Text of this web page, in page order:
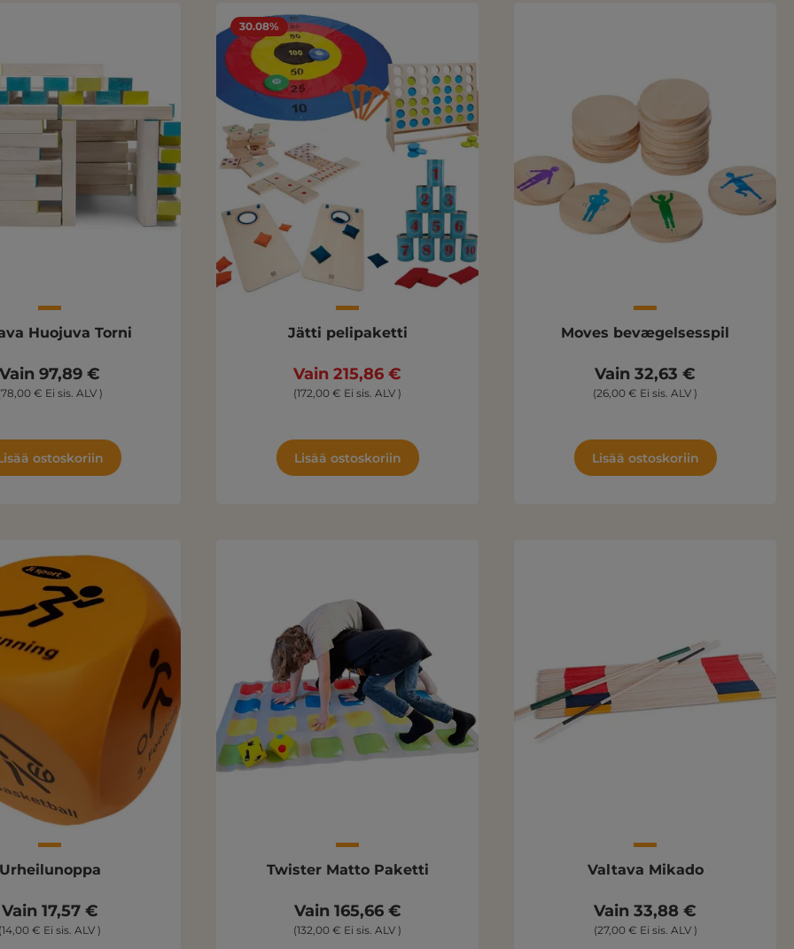
Huojuva Torni
Vain 97,89 €
€ Ei sis. ALV )
ostoskoriin
30.08%
Jätti pelipaketti
Vain 215,86 €
(172,00 € Ei sis. ALV )
Lisää ostoskoriin
Moves bevægelsesspil
Vain 32,63 €
(26,00 € Ei sis. ALV )
Lisää ostoskoriin
Vain 17,57 €
€ Ei sis. ALV )
Twister Matto Paketti
Vain 165,66 €
(132,00 € Ei sis. ALV )
Valtava Mikado
Vain 33,88 €
(27,00 € Ei sis. ALV )